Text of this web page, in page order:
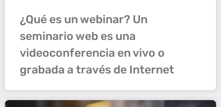
¿Qué es un webinar? Un
seminario web es una
videoconferencia en vivo o
grabada a través de Internet